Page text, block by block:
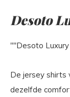
Desoto
""Desoto Luxury
De jersey shirts
dezelfde